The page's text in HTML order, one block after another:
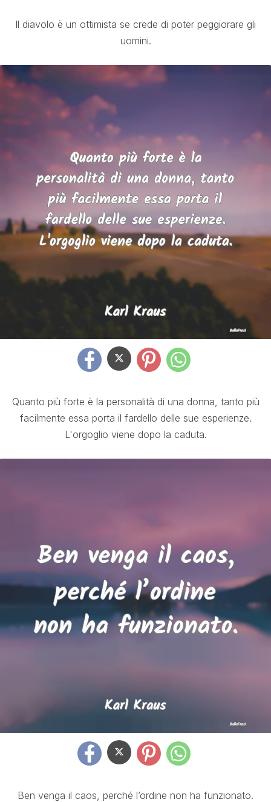
Il diavolo è un ottimista se crede di poter peggiorare gli
uomini.
Quanto più forte è la personalità di una donna, tanto più
facilmente essa porta il fardello delle sue esperienze.
L'orgoglio viene dopo la caduta.
Ben venga il caos, perché l’ordine non ha funzionato.